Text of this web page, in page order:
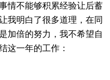
情不能够积累经验让后蓄
我明白了很多道理，在同
加倍的努力，我不希望自
这一年的工作：